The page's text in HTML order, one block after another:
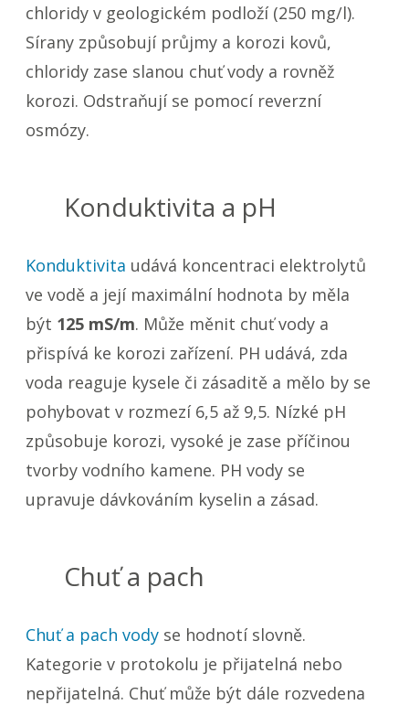
chloridy v geologickém podloží (250 mg/l).
Sírany způsobují průjmy a korozi kovů,
chloridy zase slanou chuť vody a rovněž
korozi. Odstraňují se pomocí reverzní
osmózy.
Konduktivita a pH
Konduktivita udává koncentraci elektrolytů
ve vodě a její maximální hodnota by měla
být 125 mS/m. Může měnit chuť vody a
přispívá ke korozi zařízení. PH udává, zda
voda reaguje kysele či zásaditě a mělo by se
pohybovat v rozmezí 6,5 až 9,5. Nízké pH
způsobuje korozi, vysoké je zase příčinou
tvorby vodního kamene. PH vody se
upravuje dávkováním kyselin a zásad.
Chuť a pach
Chuť a pach vody se hodnotí slovně.
Kategorie v protokolu je přijatelná nebo
nepřijatelná. Chuť může být dále rozvedena